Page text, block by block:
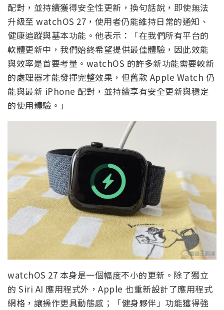
配對，並持續獲得安全性更新，換句話說，即使無法
升級至 watchOS 27，使用者仍能維持日常的通知、
健康追蹤與基本功能。他表示：「在我們所有平台的
軟體更新中，我們始終希望提供最佳體驗，因此效能
與效率是首要考量。watchOS 的許多新功能需要較新
的處理器才能發揮完整效果，但舊款 Apple Watch 仍
能與最新 iPhone 配對，並持續享有安全更新與穩定
的使用體驗。」
watchOS 27 本身是一個幅度不小的更新。除了獨立
的 Siri AI 應用程式外，Apple 也重新設計了應用程式
網格，讓操作更具動態感；「健身夥伴」功能獲得強